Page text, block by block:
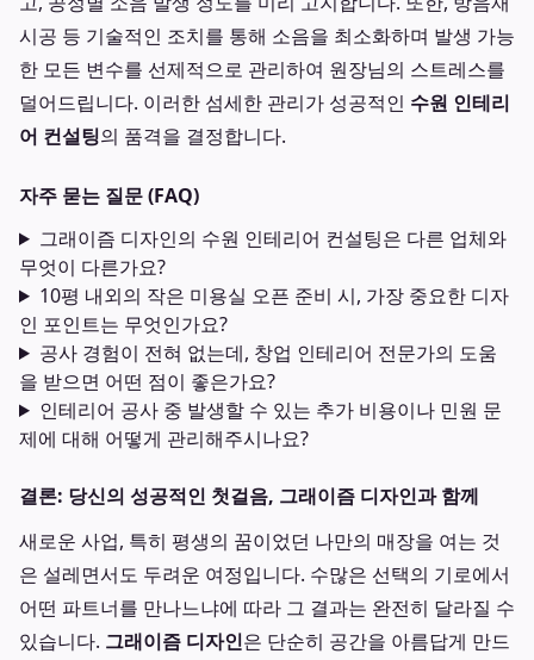
시공 등 기술적인 조치를 통해 소음을 최소화하며 발생 가능
한 모든 변수를 선제적으로 관리하여 원장님의 스트레스를
덜어드립니다. 이러한 섬세한 관리가 성공적인 수원 인테리
어 컨설팅의 품격을 결정합니다.
자주 묻는 질문 (FAQ)
그래이즘 디자인의 수원 인테리어 컨설팅은 다른 업체와
무엇이 다른가요?
10평 내외의 작은 미용실 오픈 준비 시, 가장 중요한 디자
인 포인트는 무엇인가요?
공사 경험이 전혀 없는데, 창업 인테리어 전문가의 도움
을 받으면 어떤 점이 좋은가요?
인테리어 공사 중 발생할 수 있는 추가 비용이나 민원 문
제에 대해 어떻게 관리해주시나요?
결론: 당신의 성공적인 첫걸음, 그래이즘 디자인과 함께
새로운 사업, 특히 평생의 꿈이었던 나만의 매장을 여는 것
은 설레면서도 두려운 여정입니다. 수많은 선택의 기로에서
어떤 파트너를 만나느냐에 따라 그 결과는 완전히 달라질 수
있습니다. 그래이즘 디자인은 단순히 공간을 아름답게 만드